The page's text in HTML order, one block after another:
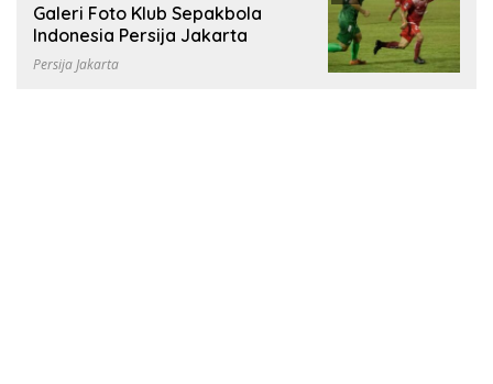
Galeri Foto Klub Sepakbola
Indonesia Persija Jakarta
Persija Jakarta